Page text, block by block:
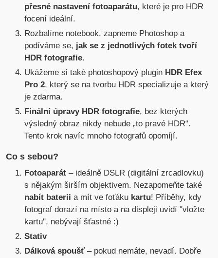
přesné nastavení fotoaparátu, které je pro HDR
focení ideální.
Rozbalíme notebook, zapneme Photoshop a
podíváme se, jak se z jednotlivých fotek tvoří
HDR fotografie.
Ukážeme si také photoshopový plugin HDR Efex
Pro 2, který se na tvorbu HDR specializuje a který
je zdarma.
Finální úpravy HDR fotografie, bez kterých
výsledný obraz nikdy nebude „to pravé HDR“.
Tento krok navíc mnoho fotografů opomíjí.
Co s sebou?
Fotoaparát – ideálně DSLR (digitální zrcadlovku)
s nějakým širším objektivem. Nezapomeňte také
nabít baterii a mít ve foťáku kartu! Příběhy, kdy
fotograf dorazí na místo a na displeji uvidí "vložte
kartu", nebývají šťastné :)
Stativ
Dálková spoušť– pokud nemáte, nevadí. Dobře